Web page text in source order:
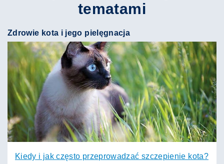
tematami
Zdrowie kota i jego pielęgnacja
Kiedy i jak często przeprowadzać szczepienie kota?